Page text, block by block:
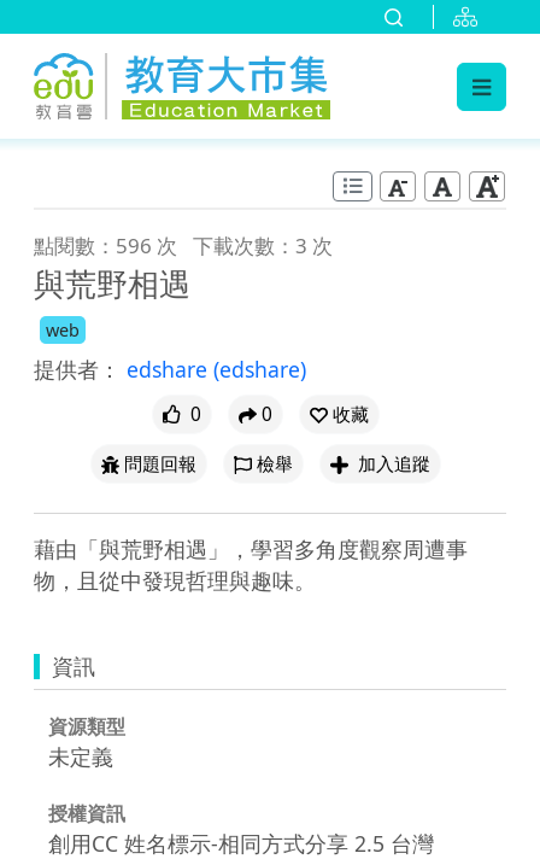
點閱數：596 次 下載次數：3 次
與荒野相遇
web
提供者： edshare (edshare)
0 0
收藏
問題回報
檢舉 加入追蹤
藉由「與荒野相遇」，學習多角度觀察周遭事
物，且從中發現哲理與趣味。
資訊
資源類型
未定義
授權資訊
創用CC 姓名標示-相同方式分享 2.5 台灣